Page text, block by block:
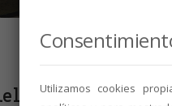
Utilizamos cookies